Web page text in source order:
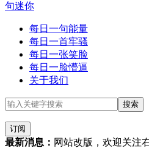
句迷你
每日一句能量
每日一首牢骚
每日一张笑脸
每日一脸懵逼
关于我们
订阅
最新消息： 网站改版，欢迎关注